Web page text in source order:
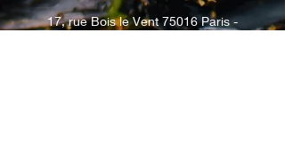
17, rue Bois le Vent 75016 Paris -